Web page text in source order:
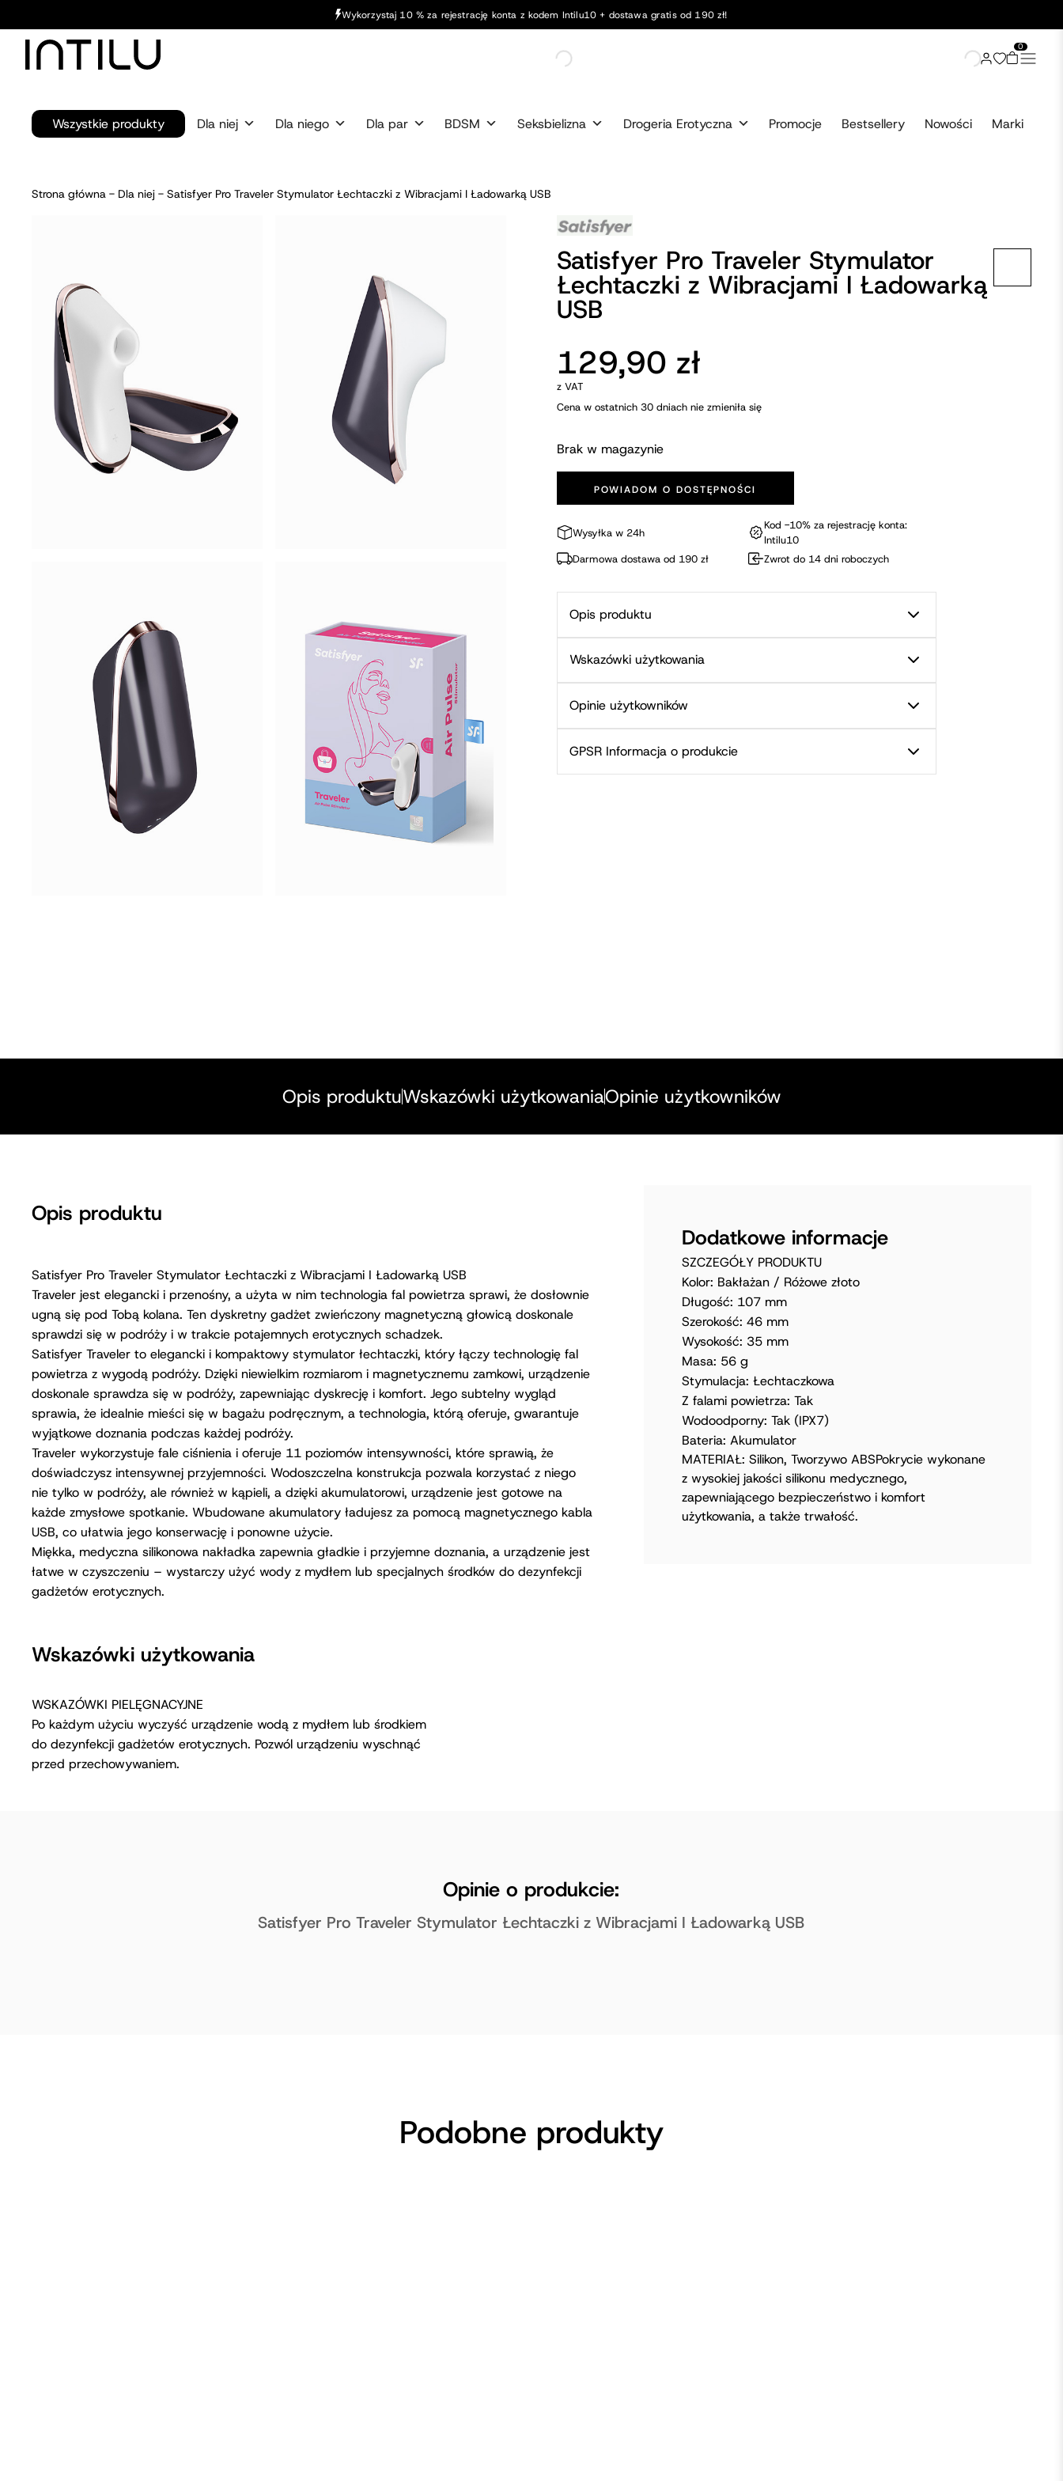
Wykorzystaj 10 % za rejestrację konta z kodem Intilu10 + dostawa gratis od 190 zł!
0
Wszystkie produkty Dla niej Dla niego Dla par BDSM Seksbielizna Drogeria Erotyczna Promocje Bestsellery Nowości Marki
Strona główna - Dla niej -Satisfyer Pro Traveler Stymulator Łechtaczki z Wibracjami I Ładowarką USB
Satisfyer Pro Traveler Stymulator
Łechtaczki z Wibracjami I Ładowarką
USB
129,90 zł
z VAT
Cena w ostatnich 30 dniach nie zmieniła się
Brak w magazynie
POWIADOM O DOSTĘPNOŚCI
Wysyłka w 24h
Kod -10% za rejestrację konta:
Intilu10
Darmowa dostawa od 190 zł
Zwrot do 14 dni roboczych
Opis produktu
Wskazówki użytkowania
Opinie użytkowników
GPSR Informacja o produkcie
Opis produktuWskazówki użytkowaniaOpinie użytkowników
Opis produktu
Satisfyer Pro Traveler Stymulator Łechtaczki z Wibracjami I Ładowarką USB
Traveler jest elegancki i przenośny, a użyta w nim technologia fal powietrza sprawi, że dosłownie
ugną się pod Tobą kolana. Ten dyskretny gadżet zwieńczony magnetyczną głowicą doskonale
sprawdzi się w podróży i w trakcie potajemnych erotycznych schadzek.
Satisfyer Traveler to elegancki i kompaktowy stymulator łechtaczki, który łączy technologię fal
powietrza z wygodą podróży. Dzięki niewielkim rozmiarom i magnetycznemu zamkowi, urządzenie
doskonale sprawdza się w podróży, zapewniając dyskrecję i komfort. Jego subtelny wygląd
sprawia, że idealnie mieści się w bagażu podręcznym, a technologia, którą oferuje, gwarantuje
wyjątkowe doznania podczas każdej podróży.
Traveler wykorzystuje fale ciśnienia i oferuje 11 poziomów intensywności, które sprawią, że
doświadczysz intensywnej przyjemności. Wodoszczelna konstrukcja pozwala korzystać z niego
nie tylko w podróży, ale również w kąpieli, a dzięki akumulatorowi, urządzenie jest gotowe na
każde zmysłowe spotkanie. Wbudowane akumulatory ładujesz za pomocą magnetycznego kabla
USB, co ułatwia jego konserwację i ponowne użycie.
Miękka, medyczna silikonowa nakładka zapewnia gładkie i przyjemne doznania, a urządzenie jest
łatwe w czyszczeniu – wystarczy użyć wody z mydłem lub specjalnych środków do dezynfekcji
gadżetów erotycznych.
Dodatkowe informacje
SZCZEGÓŁY PRODUKTU
Kolor: Bakłażan / Różowe złoto
Długość: 107 mm
Szerokość: 46 mm
Wysokość: 35 mm
Masa: 56 g
Stymulacja: Łechtaczkowa
Z falami powietrza: Tak
Wodoodporny: Tak (IPX7)
Bateria: Akumulator
MATERIAŁ: Silikon, Tworzywo ABSPokrycie wykonane
z wysokiej jakości silikonu medycznego,
zapewniającego bezpieczeństwo i komfort
użytkowania, a także trwałość.
Wskazówki użytkowania
WSKAZÓWKI PIELĘGNACYJNE
Po każdym użyciu wyczyść urządzenie wodą z mydłem lub środkiem
do dezynfekcji gadżetów erotycznych. Pozwól urządzeniu wyschnąć
przed przechowywaniem.
Opinie o produkcie:
Satisfyer Pro Traveler Stymulator Łechtaczki z Wibracjami I Ładowarką USB
Podobne produkty